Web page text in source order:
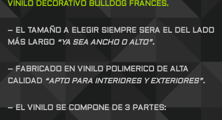
VINILO DECORATIVO BULLDOG FRANCÉS.
– EL TAMAÑO A ELEGIR SIEMPRE SERA EL DEL LADO
MÁS LARGO “YA SEA ANCHO O ALTO”.
– FABRICADO EN VINILO POLIMERICO DE ALTA
CALIDAD “APTO PARA INTERIORES Y EXTERIORES”.
– EL VINILO SE COMPONE DE 3 PARTES: